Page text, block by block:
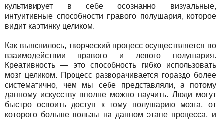
культивирует в себе осознанно визуальные,
интуитивные способности правого полушария, которое
видит картинку целиком.
Как выяснилось, творческий процесс осуществляется во
взаимодействии правого и левого полушария.
Креативность — это способность гибко использовать
мозг целиком. Процесс разворачивается гораздо более
систематично, чем мы себе представляли, а потому
данному искусству вполне можно научить. Люди могут
быстро освоить доступ к тому полушарию мозга, от
которого больше пользы на данном этапе процесса, и